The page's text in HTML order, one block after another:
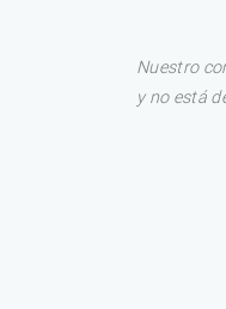
Nuestro
y no está